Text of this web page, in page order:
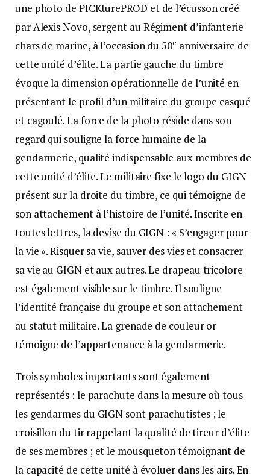
une photo de PICKturePROD et de l’écusson créé
par Alexis Novo, sergent au Régiment d’infanterie
chars de marine, à l’occasion du 50e anniversaire de
cette unité d’élite. La partie gauche du timbre
évoque la dimension opérationnelle de l’unité en
présentant le profil d’un militaire du groupe casqué
et cagoulé. La force de la photo réside dans son
regard qui souligne la force humaine de la
gendarmerie, qualité indispensable aux membres de
cette unité d’élite. Le militaire fixe le logo du GIGN
présent sur la droite du timbre, ce qui témoigne de
son attachement à l’histoire de l’unité. Inscrite en
toutes lettres, la devise du GIGN : « S’engager pour
la vie ». Risquer sa vie, sauver des vies et consacrer
sa vie au GIGN et aux autres. Le drapeau tricolore
est également visible sur le timbre. Il souligne
l’identité française du groupe et son attachement
au statut militaire. La grenade de couleur or
témoigne de l’appartenance à la gendarmerie.
Trois symboles importants sont également
représentés : le parachute dans la mesure où tous
les gendarmes du GIGN sont parachutistes ; le
croisillon du tir rappelant la qualité de tireur d’élite
de ses membres ; et le mousqueton témoignant de
la capacité de cette unité à évoluer dans les airs. En